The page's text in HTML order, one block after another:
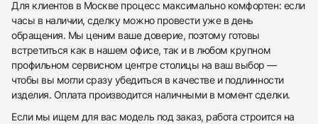
Для клиентов в Москве процесс максимально комфортен: если
часы в наличии, сделку можно провести уже в день
обращения. Мы ценим ваше доверие, поэтому готовы
встретиться как в нашем офисе, так и в любом крупном
профильном сервисном центре столицы на ваш выбор —
чтобы вы могли сразу убедиться в качестве и подлинности
изделия. Оплата производится наличными в момент сделки.
Если мы ищем для вас модель под заказ, работа строится на
Отправить заявку
Отправить заявку